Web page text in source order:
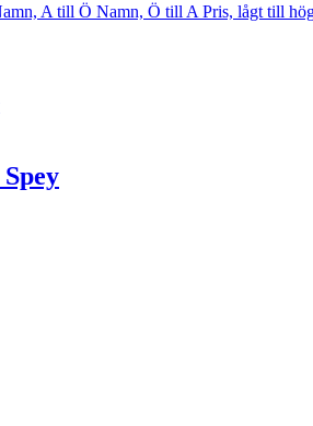
A till Ö Namn, Ö till APris, lågt till